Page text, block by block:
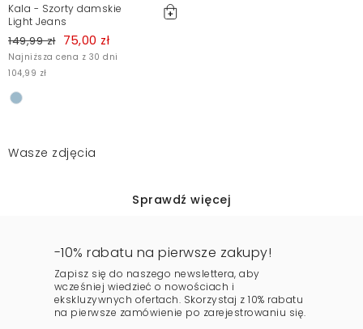
Kala - Szorty damskie
Light Jeans
149,99 zł 75,00 zł
Najniższa cena z 30 dni
104,99 zł
Wasze zdjęcia
Sprawdź więcej
-10% rabatu na pierwsze zakupy!
Zapisz się do naszego newslettera, aby
wcześniej wiedzieć o nowościach i
ekskluzywnych ofertach. Skorzystaj z 10% rabatu
na pierwsze zamówienie po zarejestrowaniu się.